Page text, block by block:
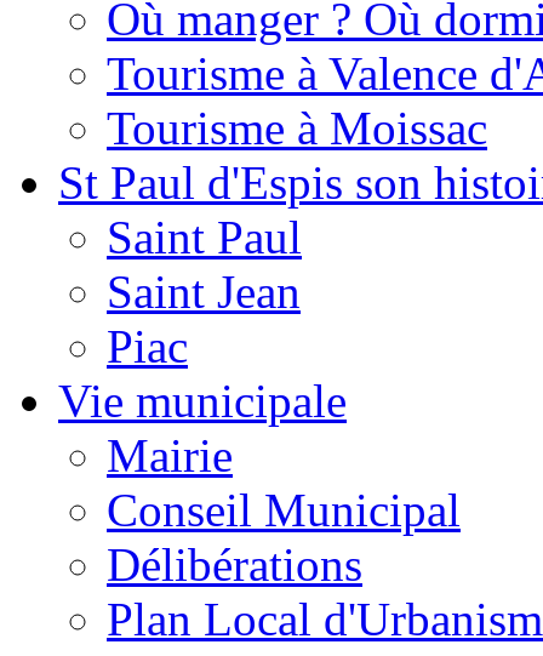
Où manger ? Où
Tourisme à Valence
Tourisme à Moissac
St Paul d'Espis son
Saint Paul
Saint Jean
Piac
Vie municipale
Mairie
Conseil Municipal
Délibérations
Plan Local